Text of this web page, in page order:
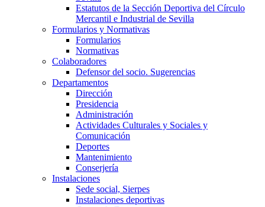
Estatutos de la Sección Deportiva del Círculo
Mercantil e Industrial de Sevilla
Formularios y Normativas
Formularios
Normativas
Colaboradores
Defensor del socio. Sugerencias
Departamentos
Dirección
Presidencia
Administración
Actividades Culturales y Sociales y
Comunicación
Deportes
Mantenimiento
Conserjería
Instalaciones
Sede social, Sierpes
Instalaciones deportivas